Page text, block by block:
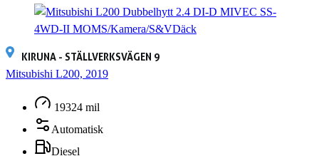
KIRUNA - STÄLLVERKSVÄGEN 9
Mitsubishi L200, 2019
19324 mil
Automatisk
Diesel